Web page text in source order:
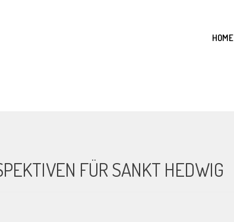
HOME
FÜR SANKT HEDWIG